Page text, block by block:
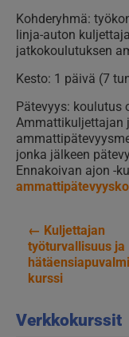
Verkkokurssit
Kohderyhmä:
linja-auton
jatkokoulutuksen
Kesto: 1 päivä (7
Pätevyys: koulutus
Ammattikuljettajan
jonka jälkeen
Ennakoivan ajon -
selaus
← Kuljettajan
työturvallisuus ja
kurssi